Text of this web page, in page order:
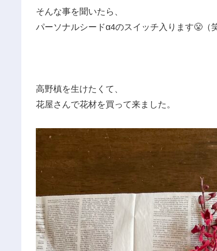
そんな事を聞いたら、
パーソナルシードα4のスイッチ入ります😤（
高野槙を生けたくて、
花屋さんで花材を買って来ました。